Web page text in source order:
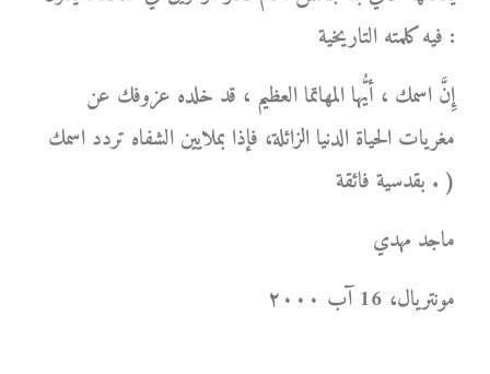
فيه كلمته التاريخية :
إِنَّ اسمك ، أيُّها المهاتما العظيم ، قد خلده عزوفك عن
مغريات الحياة الدنيا الزائلة، فإذا بملايين الشفاه تردد اسمك
بقدسية فائقة . )
ماجد مهدي
مونتریال، 16 آب ۲۰۰۰